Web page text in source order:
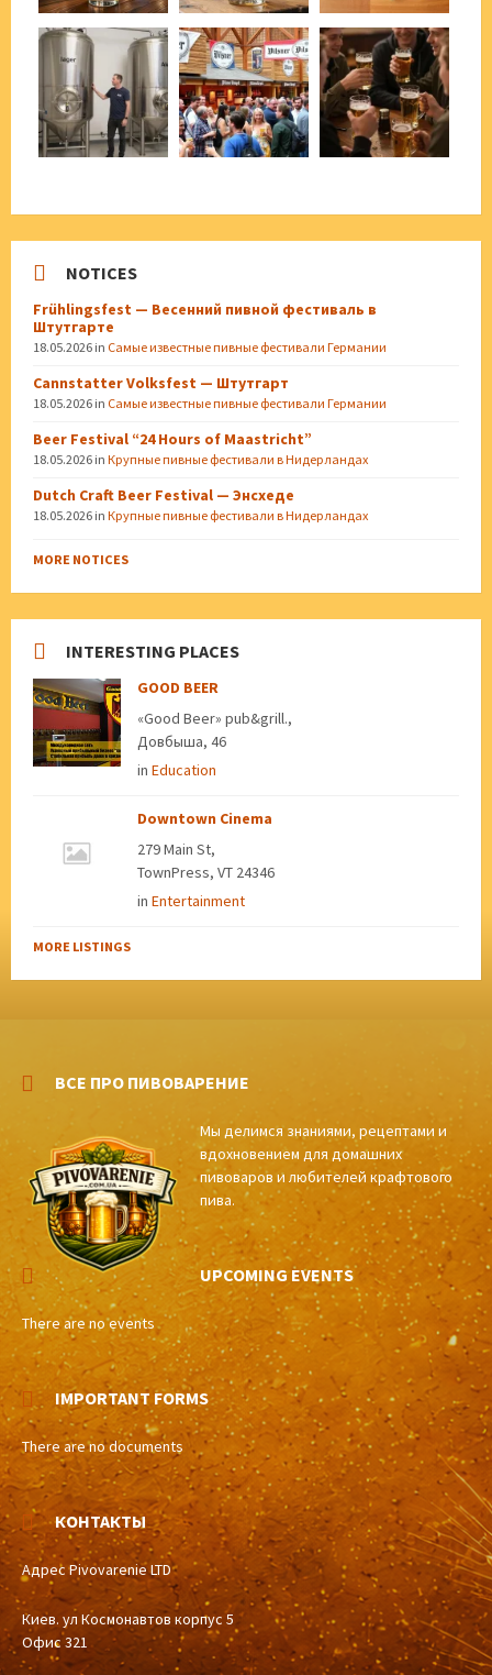
NOTICES
Frühlingsfest — Весенний пивной фестиваль в
Штутгарте
18.05.2026 in Самые известные пивные фестивали Германии
Cannstatter Volksfest — Штутгарт
18.05.2026 in Самые известные пивные фестивали Германии
Beer Festival “24 Hours of Maastricht”
18.05.2026 in Крупные пивные фестивали в Нидерландах
Dutch Craft Beer Festival — Энсхеде
18.05.2026 in Крупные пивные фестивали в Нидерландах
MORE NOTICES
INTERESTING PLACES
GOOD BEER
«Good Beer» pub&grill.,
Довбыша, 46
in Education
Downtown Cinema
279 Main St,
TownPress, VT 24346
in Entertainment
MORE LISTINGS
ВСЕ ПРО ПИВОВАРЕНИЕ
Мы делимся знаниями, рецептами и
вдохновением для домашних
пивоваров и любителей крафтового
пива.
UPCOMING EVENTS
There are no events
IMPORTANT FORMS
There are no documents
КОНТАКТЫ
Адрес Pivovarenie LTD
Киев. ул Космонавтов корпус 5
Офис 321